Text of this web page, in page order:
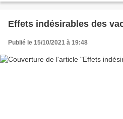
Effets indésirables des
Publié le 15/10/2021 à 19:48